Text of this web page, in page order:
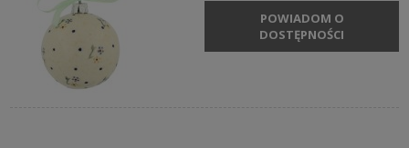
POWIADOM O
DOSTĘPNOŚCI